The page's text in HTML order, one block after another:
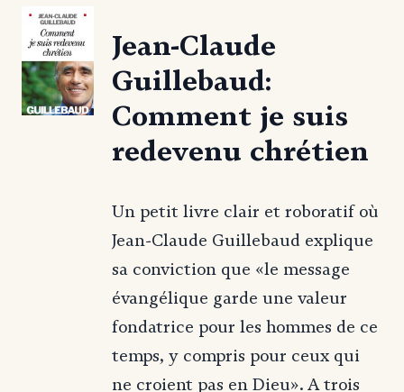
Jean-Claude
Guillebaud:
Comment je suis
redevenu chrétien
Un petit livre clair et roboratif où
Jean-Claude Guillebaud explique
sa conviction que «le message
évangélique garde une valeur
fondatrice pour les hommes de ce
temps, y compris pour ceux qui
ne croient pas en Dieu». A trois